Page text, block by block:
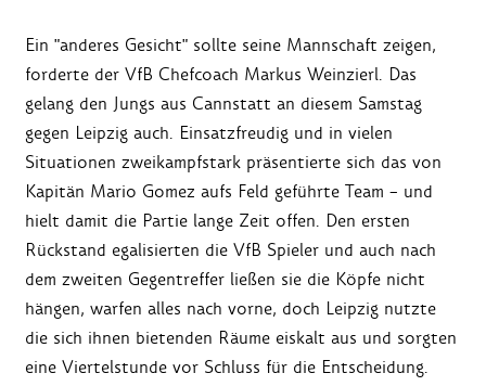
Ein "anderes Gesicht" sollte seine Mannschaft zeigen,
forderte der VfB Chefcoach Markus Weinzierl. Das
gelang den Jungs aus Cannstatt an diesem Samstag
gegen Leipzig auch. Einsatzfreudig und in vielen
Situationen zweikampfstark präsentierte sich das von
Kapitän Mario Gomez aufs Feld geführte Team – und
hielt damit die Partie lange Zeit offen. Den ersten
Rückstand egalisierten die VfB Spieler und auch nach
dem zweiten Gegentreffer ließen sie die Köpfe nicht
hängen, warfen alles nach vorne, doch Leipzig nutzte
die sich ihnen bietenden Räume eiskalt aus und sorgten
eine Viertelstunde vor Schluss für die Entscheidung.